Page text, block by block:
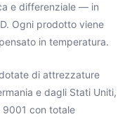
e differenziale — in
Ogni prodotto viene
in temperatura.
di attrezzature
e dagli Stati Uniti,
9001 con totale